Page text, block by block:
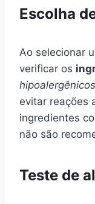
Escolha
Ao selecionar
verificar os
hipoalergênicos
evitar reações
ingredientes
não são
Teste de